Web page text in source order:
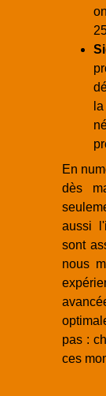
En
dès
aussi
sont
nous
pas :
ces